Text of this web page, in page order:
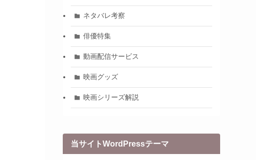
ネタバレ考察
俳優特集
動画配信サービス
映画グッズ
映画シリーズ解説
当サイトWordPressテーマ